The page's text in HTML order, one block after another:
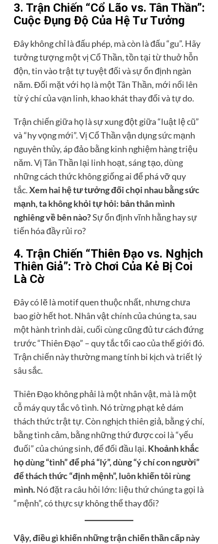
3. Trận Chiến “Cổ Lão vs. Tân Thần”:
Cuộc Đụng Độ Của Hệ Tư Tưởng
Đây không chỉ là đấu phép, mà còn là đấu “gu”. Hãy
tưởng tượng một vị Cổ Thần, tồn tại từ thuở hỗn
độn, tin vào trật tự tuyệt đối và sự ổn định ngàn
năm. Đối mặt với họ là một Tân Thần, mới nổi lên
từ ý chí của vạn linh, khao khát thay đổi và tự do.
Trận chiến giữa họ là sự xung đột giữa “luật lệ cũ”
và “hy vọng mới”. Vị Cổ Thần vận dụng sức mạnh
nguyên thủy, áp đảo bằng kinh nghiệm hàng triệu
năm. Vị Tân Thần lại linh hoạt, sáng tạo, dùng
những cách thức không giống ai để phá vỡ quy
tắc.Xem hai hệ tư tưởng đối chọi nhau bằng sức
mạnh, ta không khỏi tự hỏi: bản thân mình
nghiêng về bên nào?Sự ổn định vĩnh hằng hay sự
tiến hóa đầy rủi ro?
4. Trận Chiến “Thiên Đạo vs. Nghịch
Thiên Giả”: Trò Chơi Của Kẻ Bị Coi
Là Cờ
Đây có lẽ là motif quen thuộc nhất, nhưng chưa
bao giờ hết hot. Nhân vật chính của chúng ta, sau
một hành trình dài, cuối cùng cũng đủ tư cách đứng
trước “Thiên Đạo” – quy tắc tối cao của thế giới đó.
Trận chiến này thường mang tính bi kịch và triết lý
sâu sắc.
Thiên Đạo không phải là một nhân vật, mà là một
cỗ máy quy tắc vô tình. Nó trừng phạt kẻ dám
thách thức trật tự. Còn nghịch thiên giả, bằng ý chí,
bằng tình cảm, bằng những thứ được coi là “yếu
đuối” của chúng sinh, để đối đầu lại. Khoảnh khắc
họ dùng “tình” để phá “lý”, dùng “ý chí con người”
để thách thức “định mệnh”, luôn khiến tôi rùng
mình.Nó đặt ra câu hỏi lớn: liệu thứ chúng ta gọi là
“mệnh”, có thực sự không thể thay đổi?
Vậy, điều gì khiến những trận chiến thần cấp này